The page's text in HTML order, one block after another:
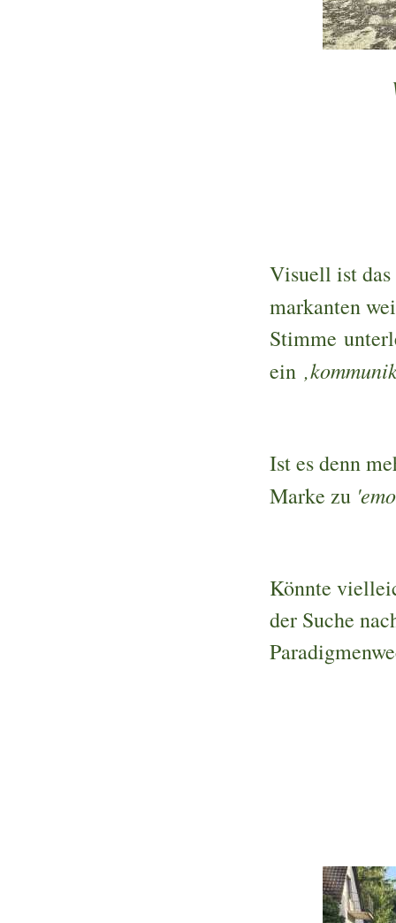
Visuell ist
markanten
Stimme
ein
Ist es denn
Marke zu
Könnte
der Suche